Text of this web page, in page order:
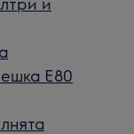
Е80